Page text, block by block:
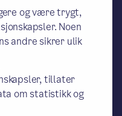
og være trygt,
Noen
andre sikrer ulik
tillater
om statistikk og